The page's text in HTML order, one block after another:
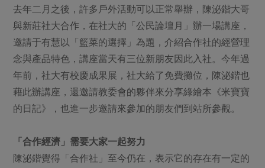
去年二月之後，許多戶外活動可以正常舉辦，陳泌鍇大哥
與新莊社大合作，在社大的「公民論壇月」辦一場講座，
邀請于有慧以「籃菜的選擇」為題，介紹合作社的經營理
念與產品特色，講座當天有三位新朋友因此入社。今年過
年前，社大有校慶成果展，社大給了免費攤位，陳泌鍇也
藉此辦講座，還邀請教委會的夥伴來分享綠繪本《米寶寶
的日記》，也進一步邀請來參加的朋友們到站所參觀。
「合作經濟」需要大家一起努力
陳泌鍇覺得「合作社」至今仍在，表示它的存在有一定的